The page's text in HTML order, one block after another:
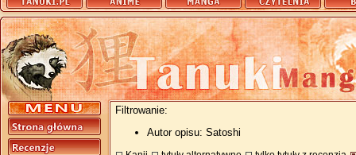
Filtrowanie:
Autor opisu: Satoshi